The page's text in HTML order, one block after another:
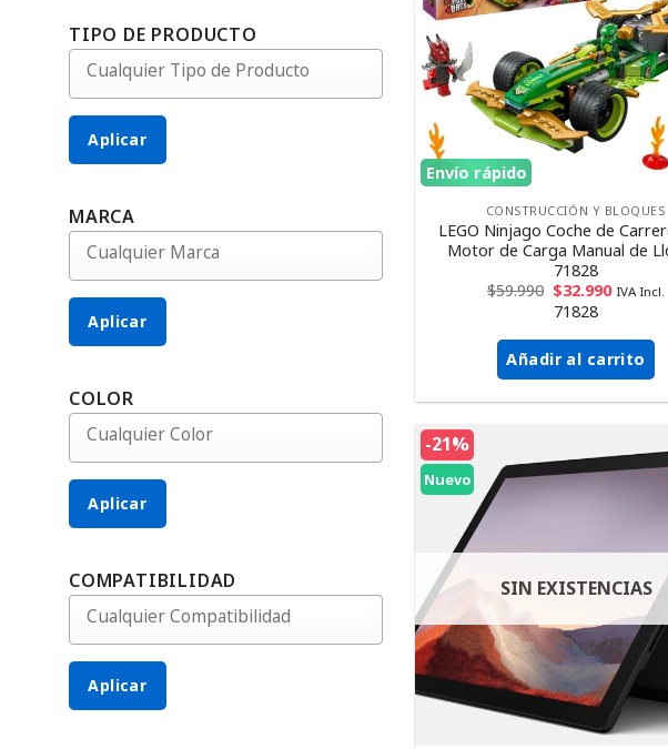
TIPO DE PRODUCTO
Aplicar
MARCA
Aplicar
COLOR
Aplicar
COMPATIBILIDAD
Aplicar
Envío rápido
CONSTRUCCIÓN Y BLOQUES
LEGO Ninjago Coche de
Motor de Carga Manual de
71828
$59.990 $32.990 IVA Incl.
71828
Añadir al carrito
-21%
Nuevo
SIN EXISTENCIAS